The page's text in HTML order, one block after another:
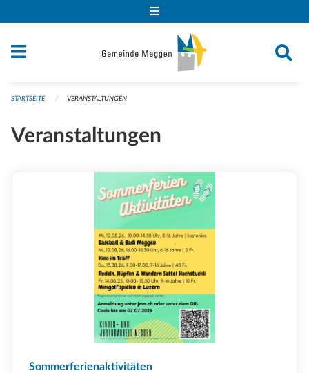
STARTSEITE VERANSTALTUNGEN
Veranstaltungen
Sommerferienaktivitäten